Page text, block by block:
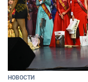
НОВОСТИ